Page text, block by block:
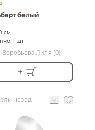
белый
см
1 шт
Воробьева Лиля (0)
назад